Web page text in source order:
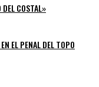
DEL COSTAL»
EL PENAL DEL TOPO